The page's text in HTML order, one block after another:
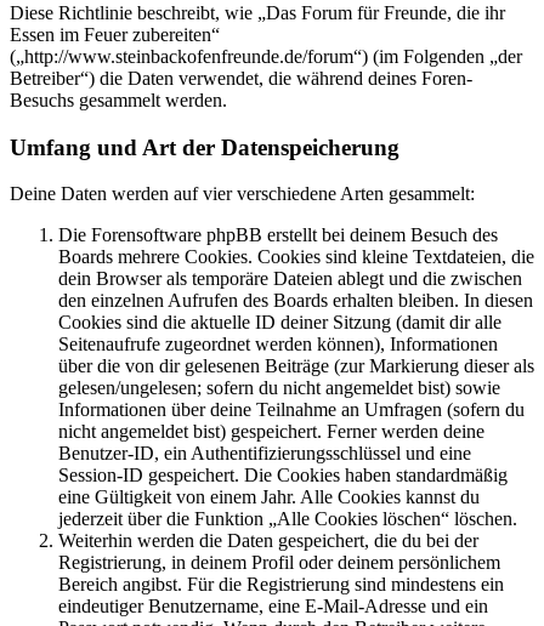
Diese Richtlinie beschreibt, wie „Das Forum für Freunde, die ihr
Essen im Feuer zubereiten“
(„http://www.steinbackofenfreunde.de/forum“) (im Folgenden „der
Betreiber“) die Daten verwendet, die während deines Foren-
Besuchs gesammelt werden.
Umfang und Art der Datenspeicherung
Deine Daten werden auf vier verschiedene Arten gesammelt:
Die Forensoftware phpBB erstellt bei deinem Besuch des
Boards mehrere Cookies. Cookies sind kleine Textdateien, die
dein Browser als temporäre Dateien ablegt und die zwischen
den einzelnen Aufrufen des Boards erhalten bleiben. In diesen
Cookies sind die aktuelle ID deiner Sitzung (damit dir alle
Seitenaufrufe zugeordnet werden können), Informationen
über die von dir gelesenen Beiträge (zur Markierung dieser als
gelesen/ungelesen; sofern du nicht angemeldet bist) sowie
Informationen über deine Teilnahme an Umfragen (sofern du
nicht angemeldet bist) gespeichert. Ferner werden deine
Benutzer-ID, ein Authentifizierungsschlüssel und eine
Session-ID gespeichert. Die Cookies haben standardmäßig
eine Gültigkeit von einem Jahr. Alle Cookies kannst du
jederzeit über die Funktion „Alle Cookies löschen“ löschen.
Weiterhin werden die Daten gespeichert, die du bei der
Registrierung, in deinem Profil oder deinem persönlichem
Bereich angibst. Für die Registrierung sind mindestens ein
eindeutiger Benutzername, eine E-Mail-Adresse und ein